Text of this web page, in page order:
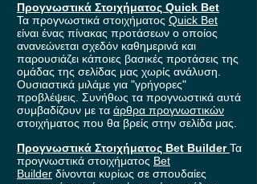
Προγνωστικά Στοιχήματος Quick Bet
Τα προγνωστικά στοιχήματος Quick Bet
είναι ένας πίνακας προτάσεων ο οποίος
ανανεώνεται σχεδόν καθημερινά και
παρουσιάζει κάποιες βασικές προτάσεις της
ομάδας της σελίδας μας χωρίς ανάλυση.
Ουσιαστικά μιλάμε για "γρήγορες"
προβλέψεις. Συνήθως τα προγνωστικά αυτά
συμβαδίζουν με τα άρθρα προγνωστικών
στοιχήματος που θα βρείς στην σελίδα μας.
Προγνωστικά Στοιχήματος Bet BuilderΤα
προγνωστικά στοιχήματος Bet
Builder δίνονται κυρίως σε σπουδαίες